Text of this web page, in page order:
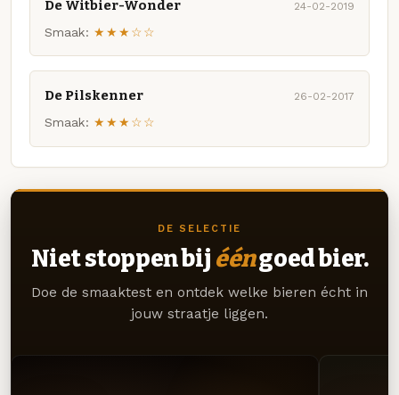
De Witbier-Wonder 24-02-2019
Smaak: ★★★☆☆
De Pilskenner 26-02-2017
Smaak: ★★★☆☆
DE SELECTIE
Niet stoppen bij ééngoed bier.
Doe de smaaktest en ontdek welke bieren écht in
jouw straatje liggen.